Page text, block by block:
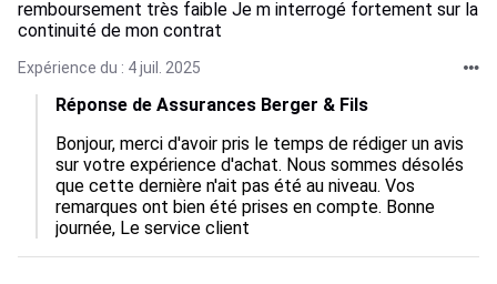
remboursement très faible Je m interrogé fortement sur la
continuité de mon contrat
Expérience du : 4 juil. 2025
Réponse de Assurances Berger & Fils
Bonjour, merci d'avoir pris le temps de rédiger un avis
sur votre expérience d'achat. Nous sommes désolés
que cette dernière n'ait pas été au niveau. Vos
remarques ont bien été prises en compte. Bonne
journée, Le service client